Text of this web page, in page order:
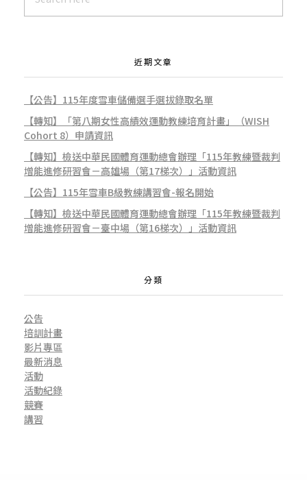
近期文章
【公告】115年度雪車儲備選手選拔錄取名單
【轉知】「第八期女性高績效運動教練培育計畫」（WISH
Cohort 8）申請資訊
【轉知】檢送中華民國體育運動總會辦理「115年教練暨裁判
增能進修研習會－高雄場（第17梯次）」活動資訊
【公告】115年雪車B級教練講習會-報名開始
【轉知】檢送中華民國體育運動總會辦理「115年教練暨裁判
增能進修研習會－臺中場（第16梯次）」活動資訊
分類
公告
培訓計畫
影片專區
最新消息
活動
活動紀錄
競賽
講習